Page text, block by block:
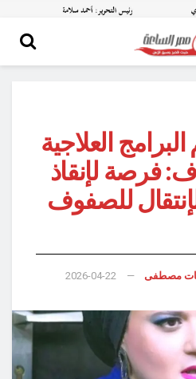
العلاجية
فرصة لإنقاذ
للصفوف
مصطفى 2026-04-22